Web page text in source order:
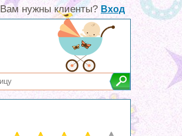
Вам нужны клиенты? Вход